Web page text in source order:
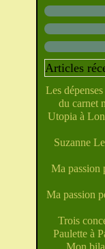
Articles
Les
du carnet
Utopia à
Suzanne
Ma passion
Ma passion
Trois
Paulette à
Mon